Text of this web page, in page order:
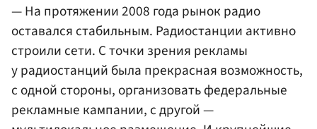
— На протяжении 2008 года рынок радио
оставался стабильным. Радиостанции активно
строили сети. С точки зрения рекламы
у радиостанций была прекрасная возможность,
с одной стороны, организовать федеральные
рекламные кампании, с другой —